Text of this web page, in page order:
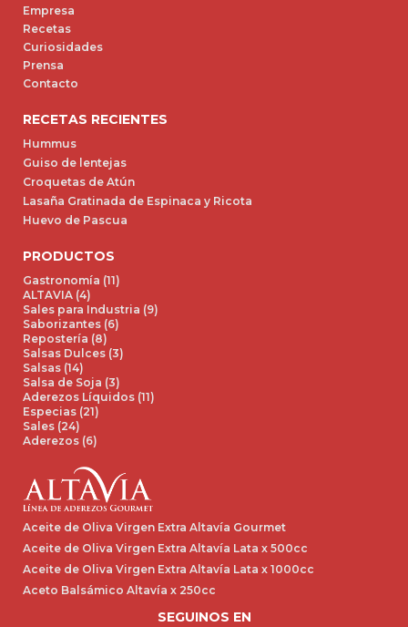
Empresa
Recetas
Curiosidades
Prensa
Contacto
RECETAS RECIENTES
Hummus
Guiso de lentejas
Croquetas de Atún
Lasaña Gratinada de Espinaca y Ricota
Huevo de Pascua
PRODUCTOS
Gastronomía (11)
ALTAVIA (4)
Sales para Industria (9)
Saborizantes (6)
Repostería (8)
Salsas Dulces (3)
Salsas (14)
Salsa de Soja (3)
Aderezos Líquidos (11)
Especias (21)
Sales (24)
Aderezos (6)
Aceite de Oliva Virgen Extra Altavía Gourmet
Aceite de Oliva Virgen Extra Altavía Lata x 500cc
Aceite de Oliva Virgen Extra Altavía Lata x 1000cc
Aceto Balsámico Altavía x 250cc
SEGUINOS EN